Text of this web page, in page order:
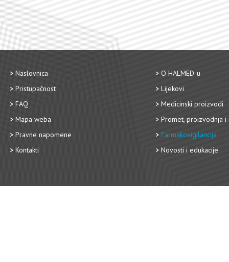
Naslovnica
Pristupačnost
FAQ
Mapa weba
Pravne napomene
Kontakti
O HALMED-u
Lijekovi
Medicinski proizvodi
Promet, proizvodnja i
Farmakovigilancija
Novosti i edukacije